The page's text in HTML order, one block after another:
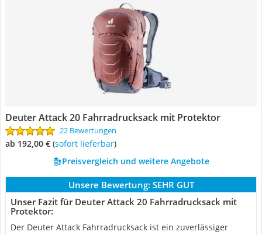
Deuter Attack 20 Fahrradrucksack mit Protektor
22 Bewertungen
ab 192,00 € ( Sofort lieferbar)
Preisvergleich und weitere Angebote
Unsere Bewertung: SEHR GUT
Unser Fazit für Deuter Attack 20 Fahrradrucksack mit
Protektor:
Der Deuter Attack Fahrradrucksack ist ein zuverlässiger